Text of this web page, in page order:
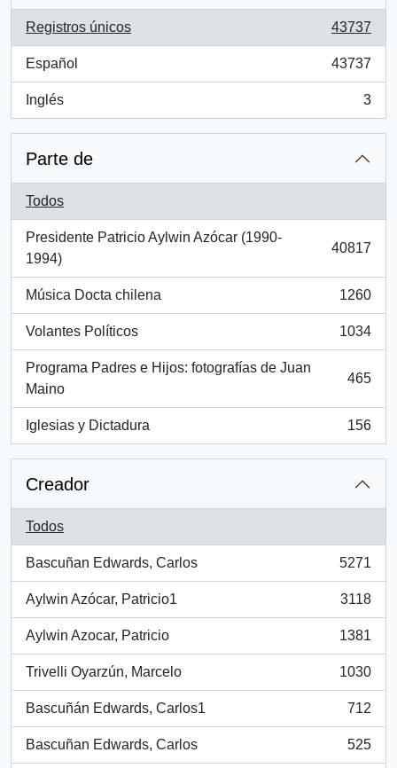
Registros únicos
, 43737 resultados
43737
Español
, 43737 resultados
43737
Inglés
, 3 resultados
3
Parte de
Todos
Presidente Patricio Aylwin Azócar (1990-
1994)
, 40817 resultados
40817
Música Docta chilena
, 1260 resultados
1260
Volantes Políticos
, 1034 resultados
1034
Programa Padres e Hijos: fotografías de Juan
Maino
, 465 resultados
465
Iglesias y Dictadura
, 156 resultados
156
Creador
Todos
Bascuñan Edwards, Carlos
, 5271 resultados
5271
Aylwin Azócar, Patricio1
, 3118 resultados
3118
Aylwin Azocar, Patricio
, 1381 resultados
1381
Trivelli Oyarzún, Marcelo
, 1030 resultados
1030
Bascuñán Edwards, Carlos1
, 712 resultados
712
Bascuñan Edwards, Carlos
, 525 resultados
525